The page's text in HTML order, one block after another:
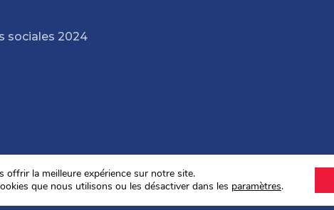
sociales 2024
la meilleure expérience sur notre site.
que nous utilisons ou les désactiver dans les paramètres.